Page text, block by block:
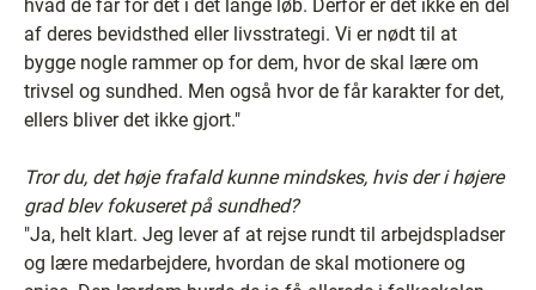
hvad de får for det i det lange løb. Derfor er det ikke en del
af deres bevidsthed eller livsstrategi. Vi er nødt til at
bygge nogle rammer op for dem, hvor de skal lære om
trivsel og sundhed. Men også hvor de får karakter for det,
ellers bliver det ikke gjort."
Tror du, det høje frafald kunne mindskes, hvis der i højere
grad blev fokuseret på sundhed?
"Ja, helt klart. Jeg lever af at rejse rundt til arbejdspladser
og lære medarbejdere, hvordan de skal motionere og